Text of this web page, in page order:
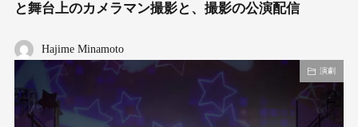
と舞台上のカメラマン撮影と、撮影の公演配信
Hajime Minamoto
演劇